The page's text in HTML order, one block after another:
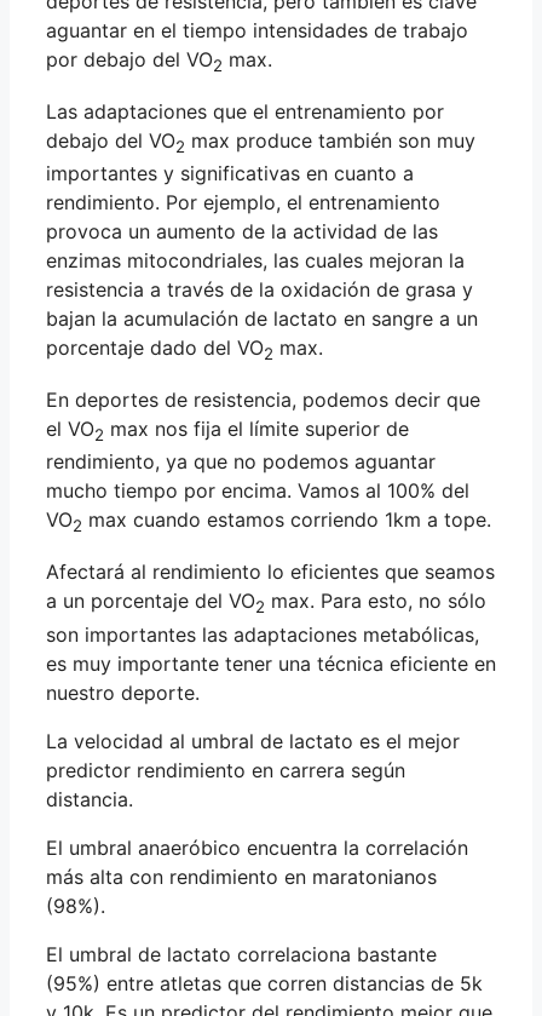
aguantar en el tiempo intensidades de trabajo
por debajo del VO2 max.
Las adaptaciones que el entrenamiento por
debajo del VO2 max produce también son muy
importantes y significativas en cuanto a
rendimiento. Por ejemplo, el entrenamiento
provoca un aumento de la actividad de las
enzimas mitocondriales, las cuales mejoran la
resistencia a través de la oxidación de grasa y
bajan la acumulación de lactato en sangre a un
porcentaje dado del VO2 max.
En deportes de resistencia, podemos decir que
el VO2 max nos fija el límite superior de
rendimiento, ya que no podemos aguantar
mucho tiempo por encima. Vamos al 100% del
VO2 max cuando estamos corriendo 1km a tope.
Afectará al rendimiento lo eficientes que seamos
a un porcentaje del VO2 max. Para esto, no sólo
son importantes las adaptaciones metabólicas,
es muy importante tener una técnica eficiente en
nuestro deporte.
La velocidad al umbral de lactato es el mejor
predictor rendimiento en carrera según
distancia.
El umbral anaeróbico encuentra la correlación
más alta con rendimiento en maratonianos
(98%).
El umbral de lactato correlaciona bastante
(95%) entre atletas que corren distancias de 5k